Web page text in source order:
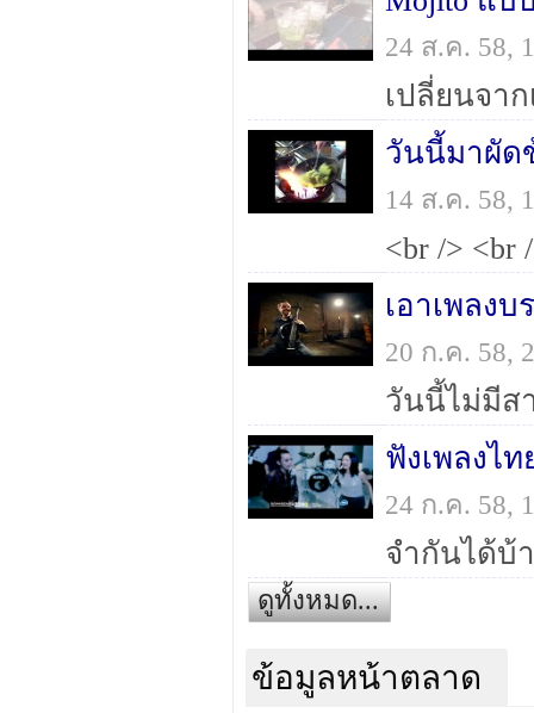
24 ส.ค. 58,
เปลี่ยนจา
วันนี้มาผัด
14 ส.ค. 58,
เอาเพลง
20 ก.ค. 58,
ฟังเพลงไ
24 ก.ค. 58,
จำกันได้บ้
ดูทั้งหมด...
ข้อมูลหน้าตลาด